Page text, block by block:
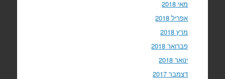
מאי 2018
אפריל 2018
מרץ 2018
פברואר 2018
ינואר 2018
דצמבר 2017